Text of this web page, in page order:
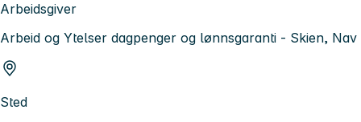
Arbeidsgiver
Arbeid og Ytelser dagpenger og lønnsgaranti - Skien, Nav
Sted